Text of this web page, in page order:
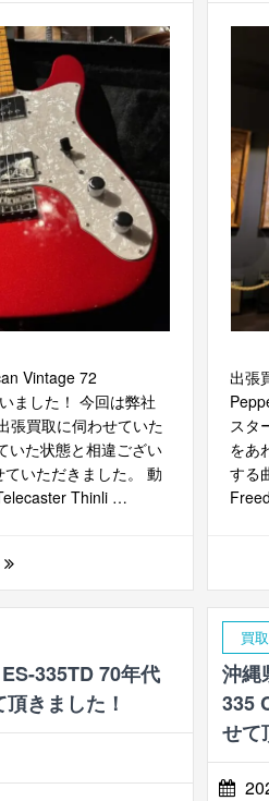
Vintage 72
ました！ 今回は弊社
張買取に伺わせていた
いた状態と相違ござい
いただきました。 動
Thinli …
出張
スタ
をあ
する
335TD 70年代
きました！
買
沖縄
335
せて